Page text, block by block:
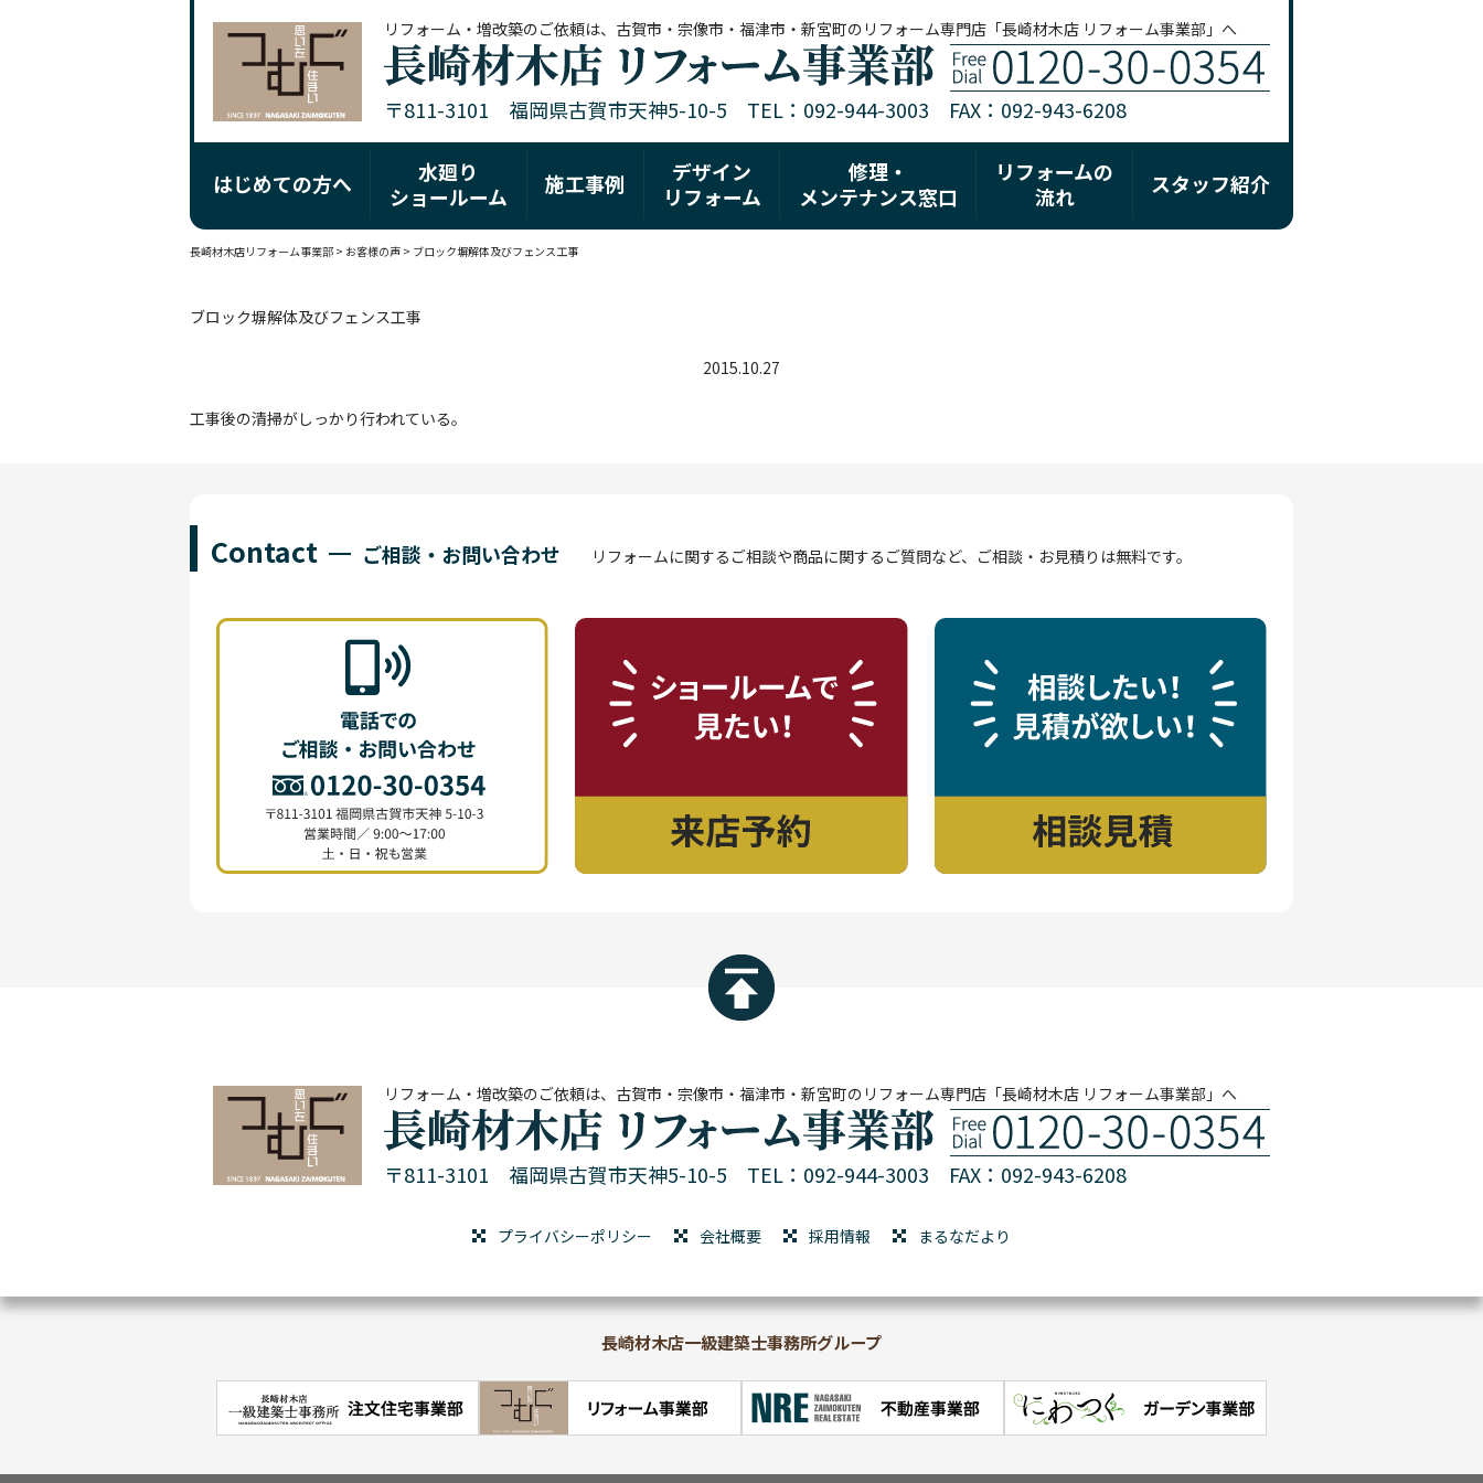
リフォーム・増改築のご依頼は、古賀市・宗像市・福津市・新宮町のリフォーム専門店「長崎材木店 リフォーム事業部」へ
〒811-3101 福岡県古賀市天神5-10-5 TEL：092-944-3003 FAX：092-943-6208
はじめての方へ
水廻り
ショールーム
施工事例
デザイン
リフォーム
修理・
メンテナンス窓口
リフォームの
流れ
スタッフ紹介
長崎材木店リフォーム事業部 > お客様の声 > ブロック塀解体及びフェンス工事
ブロック塀解体及びフェンス工事
2015.10.27
工事後の清掃がしっかり行われている。
Contact ご相談・お問い合わせ リフォームに関するご相談や商品に関するご質問など、ご相談・お見積りは無料です。
リフォーム・増改築のご依頼は、古賀市・宗像市・福津市・新宮町のリフォーム専門店「長崎材木店 リフォーム事業部」へ
〒811-3101 福岡県古賀市天神5-10-5 TEL：092-944-3003 FAX：092-943-6208
プライバシーポリシー 会社概要 採用情報 まるなだより
長崎材木店一級建築士事務所グループ